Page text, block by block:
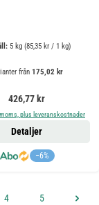
5 kg (85,35 kr / 1 kg)
från 175,02 kr
Ordinarie pris:
426,77 kr
plus leveranskostnader
−6%
Detaljer
Sida
4 Sida
5